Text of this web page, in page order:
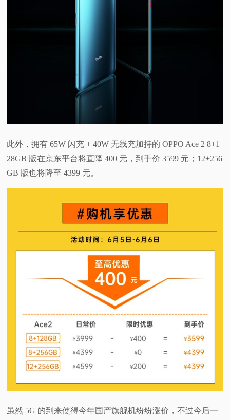
此外，拥有 65W 闪充 + 40W 无线充加持的 OPPO Ace 2 8+1
28GB 版在京东平台将直降 400 元，到手价 3599 元；12+256
GB 版也将降至 4399 元。
虽然 5G 的到来使得今年国产旗舰机纷纷涨价，不过今后一